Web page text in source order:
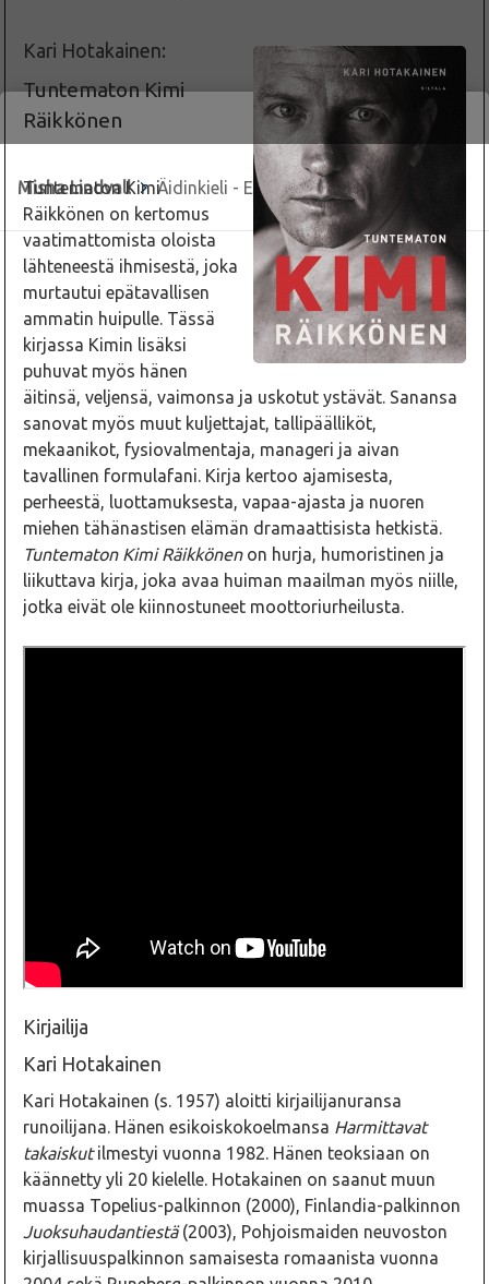
Misha Lindvall> Äidinkieli - Etusivu
Kari Hotakainen:
Tuntematon Kimi
Räikkönen
Tuntematon Kimi
Räikkönen on kertomus
vaatimattomista oloista
lähteneestä ihmisestä, joka
murtautui epätavallisen
ammatin huipulle. Tässä
kirjassa Kimin lisäksi
puhuvat myös hänen
äitinsä, veljensä, vaimonsa ja uskotut ystävät. Sanansa
sanovat myös muut kuljettajat, tallipäälliköt,
mekaanikot, fysiovalmentaja, manageri ja aivan
tavallinen formulafani. Kirja kertoo ajamisesta,
perheestä, luottamuksesta, vapaa-ajasta ja nuoren
miehen tähänastisen elämän dramaattisista hetkistä.
Tuntematon Kimi Räikkönenon hurja, humoristinen ja
liikuttava kirja, joka avaa huiman maailman myös niille,
jotka eivät ole kiinnostuneet moottoriurheilusta.
Kirjailija
Kari Hotakainen
Kari Hotakainen (s. 1957) aloitti kirjailijanuransa
runoilijana. Hänen esikoiskokoelmansa Harmittavat
takaiskutilmestyi vuonna 1982. Hänen teoksiaan on
käännetty yli 20 kielelle. Hotakainen on saanut muun
muassa Topelius-palkinnon (2000), Finlandia-palkinnon
Juoksuhaudantiestä(2003), Pohjoismaiden neuvoston
kirjallisuuspalkinnon samaisesta romaanista vuonna